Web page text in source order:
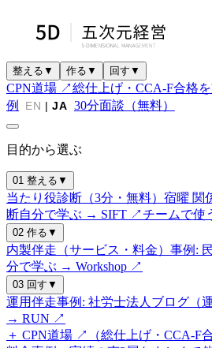
整える ▼ 作る ▼ 回す ▼
CPN道場 ↗総仕上げ・CCA-F合格
例
EN |JA 30分面談（無料）
目的から選ぶ
01 整える ▼
当たり役診断（3分・無料） 宿曜 関
断自分で学ぶ → SIFT ↗チームで
02 作る ▼
内製伴走（サービス・料金） 事例:
分で学ぶ → Workshop ↗
03 回す ▼
運用伴走事例: 社労士法人 ブログ（
→ RUN ↗
＋ CPN道場 ↗（総仕上げ・CCA-F